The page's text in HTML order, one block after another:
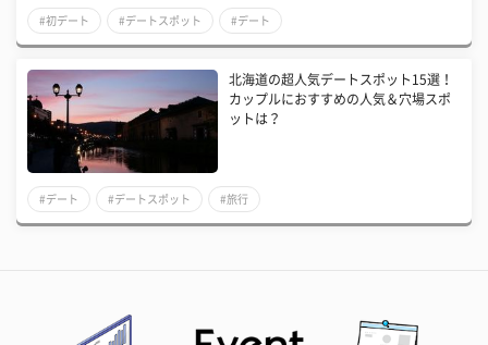
#初デート #デートスポット #デート
北海道の超人気デートスポット15選！
カップルにおすすめの人気＆穴場スポ
ットは？
#デート #デートスポット #旅行